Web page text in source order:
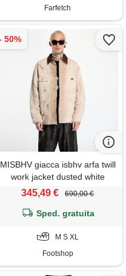
Farfetch
MISBHV giacca isbhv arfa twill
work jacket dusted white
345,49 € 690,00 €
Sped. gratuita
M S XL
Footshop